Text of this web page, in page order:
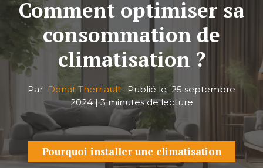
Comment optimiser sa
consommation de
climatisation ?
Par Donat Therriault · Publié le25 septembre
2024| 3 minutes de lecture
Pourquoi installer une climatisation